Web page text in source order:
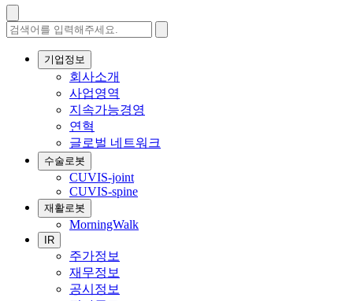
기업정보
회사소개
사업영역
지속가능경영
연혁
글로벌 네트워크
수술로봇
CUVIS-joint
CUVIS-spine
재활로봇
MorningWalk
IR
주가정보
재무정보
공시정보